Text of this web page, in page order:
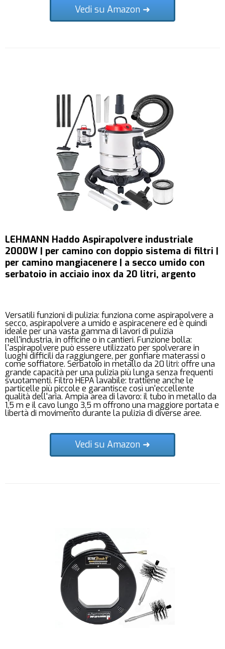
Vedi su Amazon ➜
LEHMANN Haddo Aspirapolvere industriale
2000W | per camino con doppio sistema di filtri |
per camino mangiacenere | a secco umido con
serbatoio in acciaio inox da 20 litri, argento
Versatili funzioni di pulizia: funziona come aspirapolvere a
secco, aspirapolvere a umido e aspiracenere ed è quindi
ideale per una vasta gamma di lavori di pulizia
nell'industria, in officine o in cantieri. Funzione bolla:
l'aspirapolvere può essere utilizzato per spolverare in
luoghi difficili da raggiungere, per gonfiare materassi o
come soffiatore. Serbatoio in metallo da 20 litri: offre una
grande capacità per una pulizia più lunga senza frequenti
svuotamenti. Filtro HEPA lavabile: trattiene anche le
particelle più piccole e garantisce così un'eccellente
qualità dell'aria. Ampia area di lavoro: il tubo in metallo da
1,5 m e il cavo lungo 3,5 m offrono una maggiore portata e
libertà di movimento durante la pulizia di diverse aree.
Vedi su Amazon ➜